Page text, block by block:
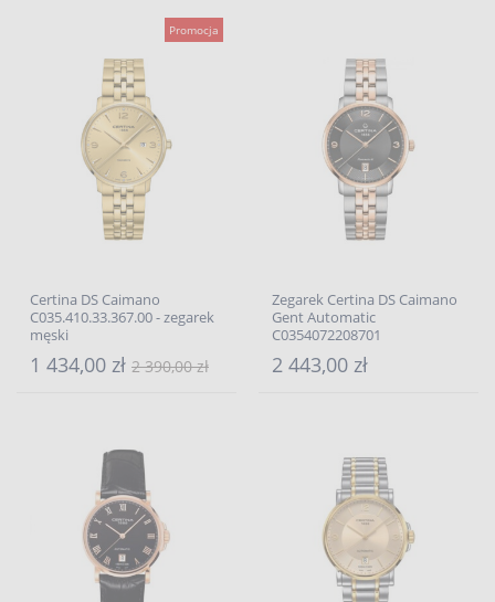
Promocja
Certina DS Caimano
C035.410.33.367.00 - zegarek
męski
1 434,00 zł 2 390,00 zł
Zegarek Certina DS Caimano
Gent Automatic
C0354072208701
2 443,00 zł